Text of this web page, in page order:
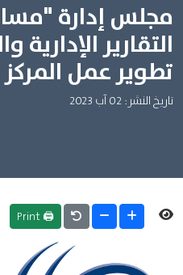
مجلس إدارة
التقارير الإدارية
تطوير عمل المركز
تاريخ النشر: 02 آب 2023
🖨 Print